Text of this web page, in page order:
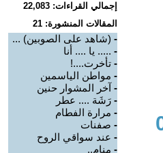
إجمالي القراءات: 22,083
المقالات المنشورة: 21
- (شاهد على الصوبين) ...
- ..... يا .... أنا
- تأخرت....!
- مواطن الياسمين
- آخر المشوار حنين
- رَشَة .... عطر
- مرارة الفطام
- صفنات
- عند سواقي الروح
- منام..